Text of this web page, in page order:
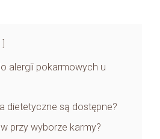
alergii pokarmowych u
dietetyczne są dostępne?
przy wyborze karmy?